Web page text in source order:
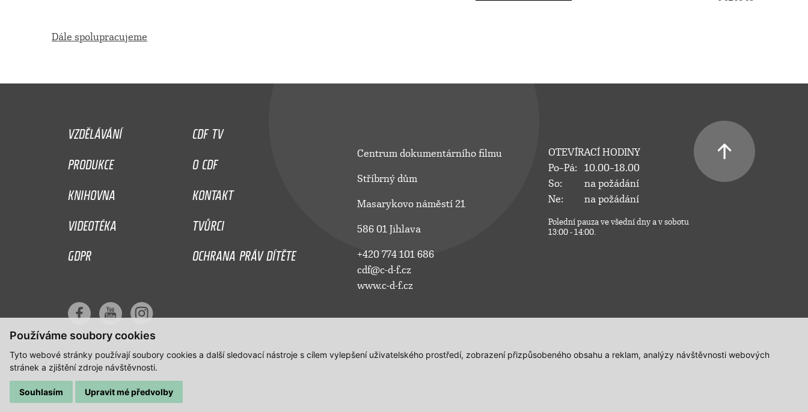
Používáme soubory cookies
Tyto webové stránky používají soubory cookies a další sledovací nástroje s cílem vylepšení uživatelského prostředí, zobrazení přizpůsobeného obsahu a reklam, analýzy návštěvnosti webových
stránek a zjištění zdroje návštěvnosti.
Souhlasím Upravit mé předvolby
Dále spolupracujeme
VZDĚLÁVÁNÍ
CDF TV
PRODUKCE
O CDF
KNIHOVNA
KONTAKT
VIDEOTÉKA
TVŮRCI
GDPR
OCHRANA PRÁV DÍTĚTE
Centrum dokumentárního filmu
Stříbrný dům
Masarykovo náměstí 21
586 01 Jihlava
+420 774 101 686
cdf@c-d-f.cz
www.c-d-f.cz
OTEVÍRACÍ HODINY
Po–Pá:
10.00–18.00
So:
na požádání
Ne:
na požádání
Polední pauza ve všední dny a v sobotu
13:00 - 14:00.